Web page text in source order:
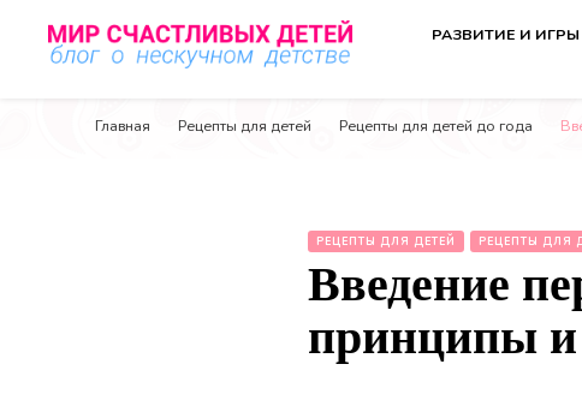
РАЗВИТИЕ И ИГРЫ
Главная Рецепты для детей Рецепты для детей до года
РЕЦЕПТЫ ДЛЯ ДЕТЕЙ РЕЦЕПТЫ ДЛЯ
Введение
принципы